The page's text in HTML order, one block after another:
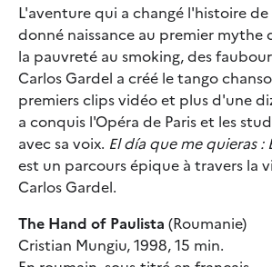
L'aventure qui a changé l'histoire
donné naissance au premier mythe
la pauvreté au smoking, des
Carlos Gardel a créé le tango
premiers clips vidéo et plus d'une
a conquis l'Opéra de Paris et les
avec sa voix. El día que me quieras :
est un parcours épique à travers la
Carlos Gardel.
The Hand of Paulista (Roumanie)
Cristian Mungiu, 1998, 15 min.